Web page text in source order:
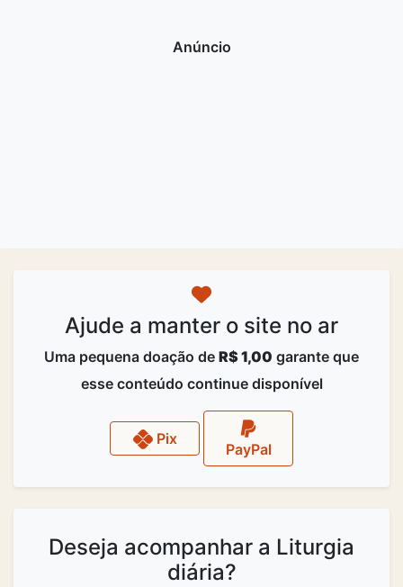
Ajude a manter o site no ar
Uma pequena doação de R$ 1,00 garante que
esse conteúdo continue disponível
Pix
PayPal
Deseja acompanhar a Liturgia
diária?